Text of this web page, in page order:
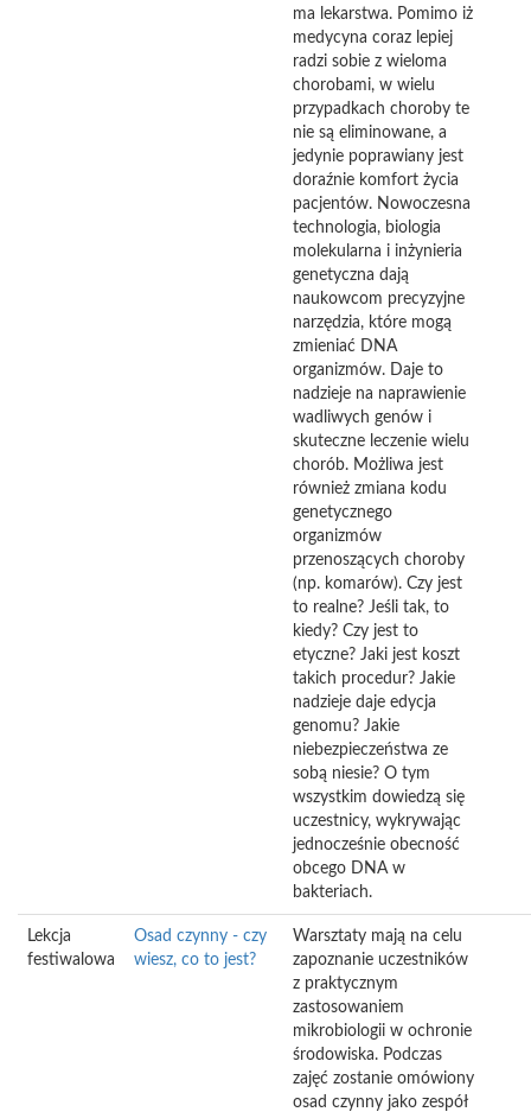
ma lekarstwa. Pomimo iż
medycyna coraz lepiej
radzi sobie z wieloma
chorobami, w wielu
przypadkach choroby te
nie są eliminowane, a
jedynie poprawiany jest
doraźnie komfort życia
pacjentów. Nowoczesna
technologia, biologia
molekularna i inżynieria
genetyczna dają
naukowcom precyzyjne
narzędzia, które mogą
zmieniać DNA
organizmów. Daje to
nadzieje na naprawienie
wadliwych genów i
skuteczne leczenie wielu
chorób. Możliwa jest
również zmiana kodu
genetycznego
organizmów
przenoszących choroby
(np. komarów). Czy jest
to realne? Jeśli tak, to
kiedy? Czy jest to
etyczne? Jaki jest koszt
takich procedur? Jakie
nadzieje daje edycja
genomu? Jakie
niebezpieczeństwa ze
sobą niesie? O tym
wszystkim dowiedzą się
uczestnicy, wykrywając
jednocześnie obecność
obcego DNA w
bakteriach.
Lekcja
festiwalowa
Osad czynny - czy
wiesz, co to jest?
Warsztaty mają na celu
zapoznanie uczestników
z praktycznym
zastosowaniem
mikrobiologii w ochronie
środowiska. Podczas
zajęć zostanie omówiony
osad czynny jako zespół